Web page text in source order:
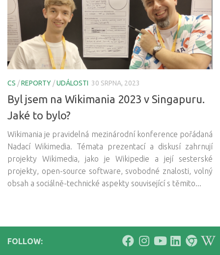
CS /REPORTY /UDÁLOSTI 30 SRPNA, 2023
Byl jsem na Wikimania 2023 v Singapuru.
Jaké to bylo?
Wikimania je pravidelná mezinárodní konference pořádaná
Nadací Wikimedia. Témata prezentací a diskusí zahrnují
projekty Wikimedia, jako je Wikipedie a její sesterské
projekty, open-source software, svobodné znalosti, volný
obsah a sociálně-technické aspekty související s těmito...
FOLLOW: